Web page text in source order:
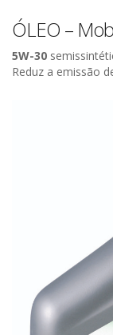
ÓLEO –
5W-30
Reduz a emissão